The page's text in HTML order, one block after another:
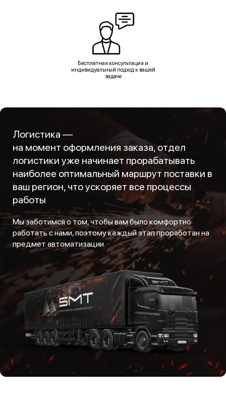
Бесплатная консультация и
индивидуальный подход к вашей
задаче
Логистика —
на момент оформления заказа, отдел
логистики уже начинает прорабатывать
наиболее оптимальный маршрут поставки в
ваш регион, что ускоряет все процессы
работы
Мы заботимся о том, чтобы вам было комфортно
работать с нами, поэтому каждый этап проработан на
предмет автоматизации.